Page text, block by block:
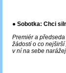
● Sobotka: Chci
Premiér a
žádostí o co
v ní na sebe